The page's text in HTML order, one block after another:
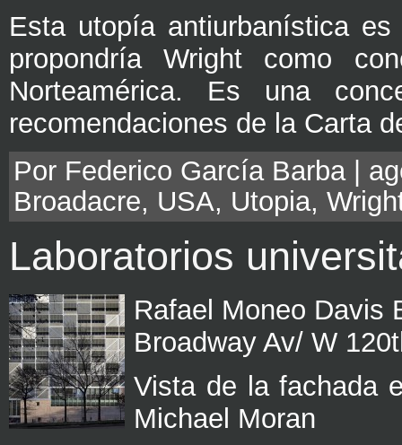
Esta utopía antiurbanística
propondría Wright como
Norteamérica. Es una
recomendaciones de la Carta
Por Federico García Barba |
Broadacre, USA, Utopia,
Laboratorios
Rafael Moneo Davis
Broadway Av/ W
Vista de la fachada
Michael Moran